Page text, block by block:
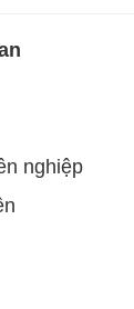
nghiệp